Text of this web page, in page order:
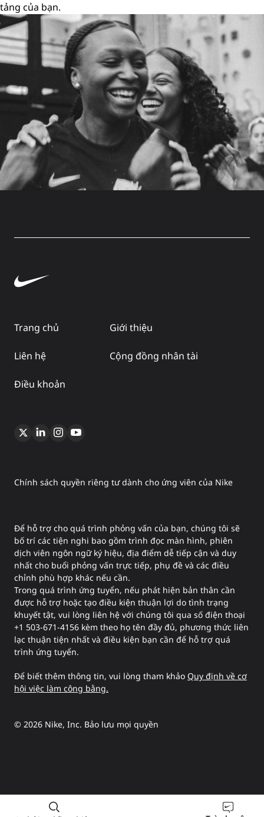
tảng của bạn.
Trang chủ Giới thiệu
Liên hệ Cộng đồng nhân tài
Điều khoản
Chính sách quyền riêng tư dành cho ứng viên của Nike
Để hỗ trợ cho quá trình phỏng vấn của bạn, chúng tôi sẽ
bố trí các tiện nghi bao gồm trình đọc màn hình, phiên
dịch viên ngôn ngữ ký hiệu, địa điểm dễ tiếp cận và duy
nhất cho buổi phỏng vấn trực tiếp, phụ đề và các điều
chỉnh phù hợp khác nếu cần.
Trong quá trình ứng tuyển, nếu phát hiện bản thân cần
được hỗ trợ hoặc tạo điều kiện thuận lợi do tình trạng
khuyết tật, vui lòng liên hệ với chúng tôi qua số điện thoại
+1 503-671-4156 kèm theo họ tên đầy đủ, phương thức liên
lạc thuận tiện nhất và điều kiện bạn cần để hỗ trợ quá
trình ứng tuyển.
Để biết thêm thông tin, vui lòng tham khảo Quy định về cơ
hội việc làm công bằng.
© 2026 Nike, Inc. Bảo lưu mọi quyền